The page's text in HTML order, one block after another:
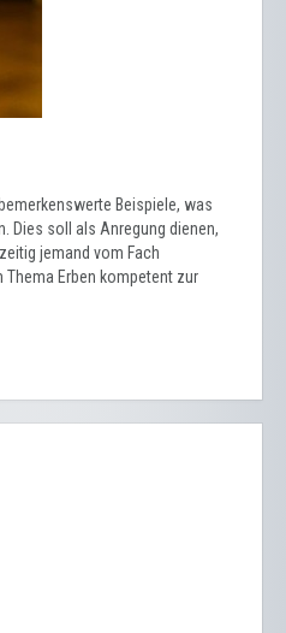
Beispiele, was
Dies soll als Anregung dienen,
jemand vom Fach
Erben kompetent zur